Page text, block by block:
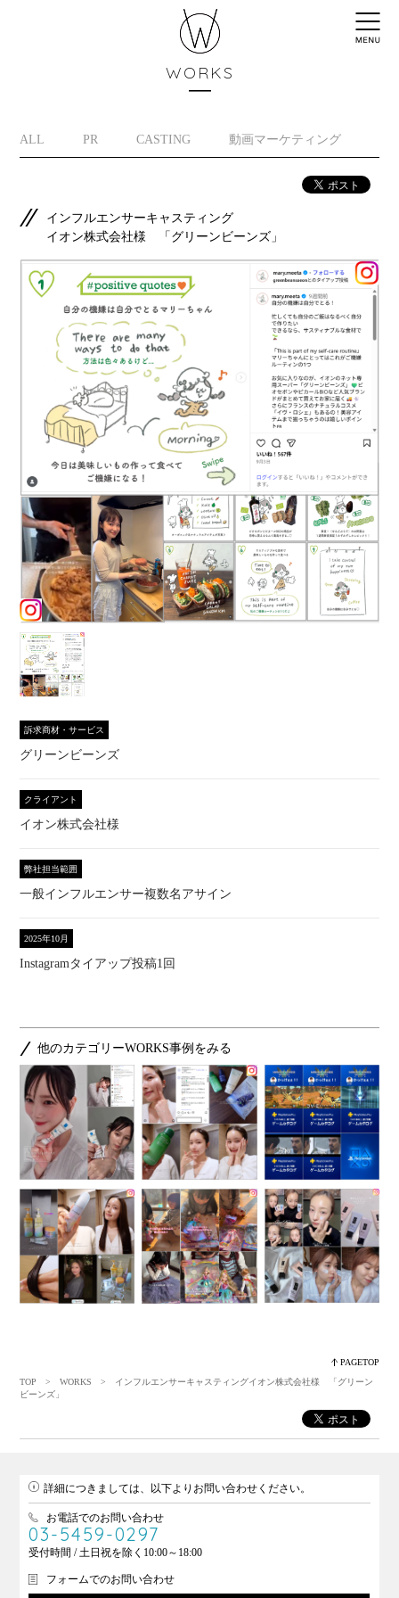
WORKS
ALL PR CASTING 動画マーケティング
インフルエンサーキャスティング
イオン株式会社様 「グリーンビーンズ」
訴求商材・サービス
グリーンビーンズ
クライアント
イオン株式会社様
弊社担当範囲
一般インフルエンサー複数名アサイン
2025年10月
Instagramタイアップ投稿1回
他のカテゴリーWORKS事例をみる
PAGETOP
TOP
>WORKS
> インフルエンサーキャスティングイオン株式会社様 「グリーン
ビーンズ」
詳細につきましては、以下よりお問い合わせください。
お電話でのお問い合わせ
03-5459-0297
受付時間 / 土日祝を除く10:00～18:00
フォームでのお問い合わせ